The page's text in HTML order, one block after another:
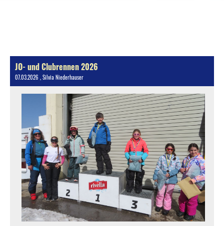
JO- und Clubrennen 2026
07.03.2026 , Silvia Niederhauser